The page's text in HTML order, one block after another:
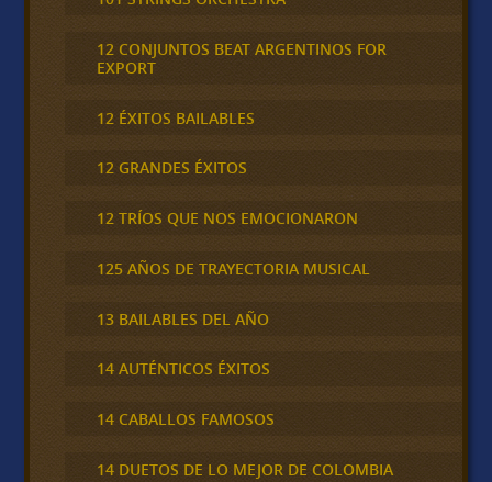
12 CONJUNTOS BEAT ARGENTINOS FOR
EXPORT
12 ÉXITOS BAILABLES
12 GRANDES ÉXITOS
12 TRÍOS QUE NOS EMOCIONARON
125 AÑOS DE TRAYECTORIA MUSICAL
13 BAILABLES DEL AÑO
14 AUTÉNTICOS ÉXITOS
14 CABALLOS FAMOSOS
14 DUETOS DE LO MEJOR DE COLOMBIA